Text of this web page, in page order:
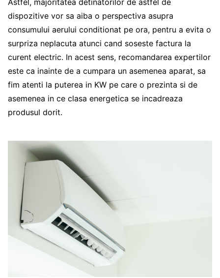
dispozitive vor sa aiba o perspectiva asupra
consumului aerului conditionat pe ora, pentru a evita o
surpriza neplacuta atunci cand soseste factura la
curent electric. In acest sens, recomandarea expertilor
este ca inainte de a cumpara un asemenea aparat, sa
fim atenti la puterea in KW pe care o prezinta si de
asemenea in ce clasa energetica se incadreaza
produsul dorit.